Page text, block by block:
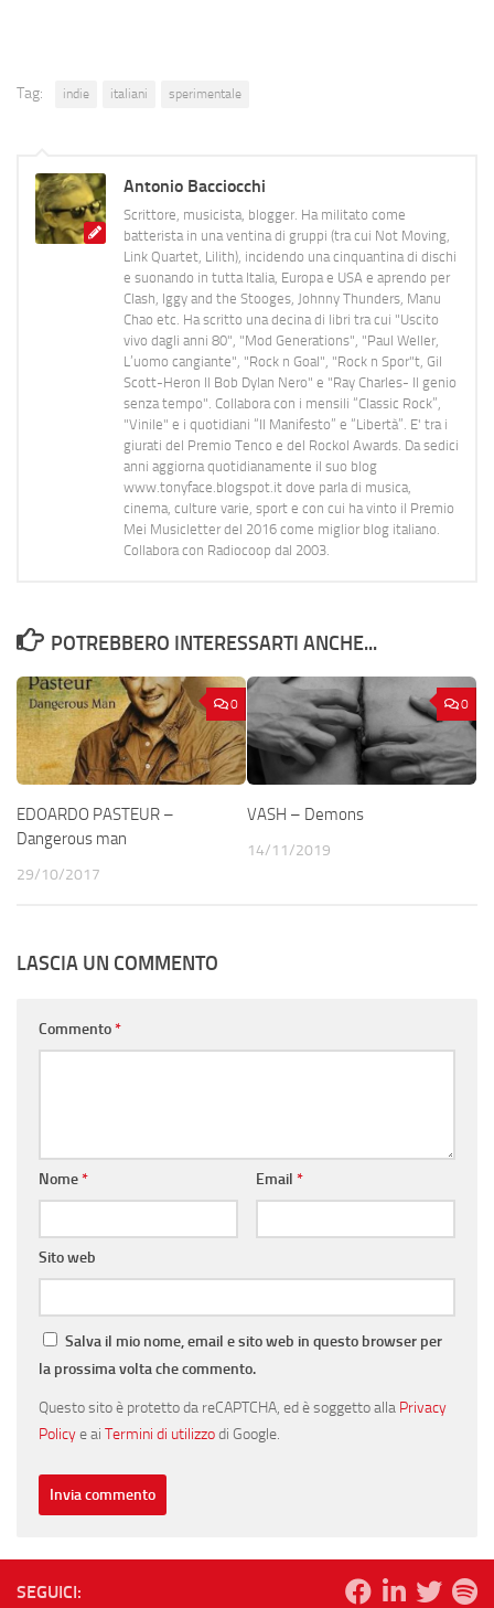
Tag: indie italiani sperimentale
Antonio Bacciocchi
Scrittore, musicista, blogger. Ha militato come
batterista in una ventina di gruppi (tra cui Not Moving,
Link Quartet, Lilith), incidendo una cinquantina di dischi
e suonando in tutta Italia, Europa e USA e aprendo per
Clash, Iggy and the Stooges, Johnny Thunders, Manu
Chao etc. Ha scritto una decina di libri tra cui "Uscito
vivo dagli anni 80", "Mod Generations", "Paul Weller,
L’uomo cangiante", "Rock n Goal", "Rock n Spor"t, Gil
Scott-Heron Il Bob Dylan Nero" e "Ray Charles- Il genio
senza tempo". Collabora con i mensili “Classic Rock”,
"Vinile" e i quotidiani “Il Manifesto” e “Libertà”. E' tra i
giurati del Premio Tenco e del Rockol Awards. Da sedici
anni aggiorna quotidianamente il suo blog
www.tonyface.blogspot.it dove parla di musica,
cinema, culture varie, sport e con cui ha vinto il Premio
Mei Musicletter del 2016 come miglior blog italiano.
Collabora con Radiocoop dal 2003.
POTREBBERO INTERESSARTI ANCHE...
0
EDOARDO PASTEUR –
Dangerous man
29/10/2017
0
VASH – Demons
14/11/2019
LASCIA UN COMMENTO
Commento*
Nome* Email *
Sito web
Salva il mio nome, email e sito web in questo browser per
la prossima volta che commento.
Questo sito è protetto da reCAPTCHA, ed è soggetto alla Privacy
Policye ai Termini di utilizzodi Google.
SEGUICI: